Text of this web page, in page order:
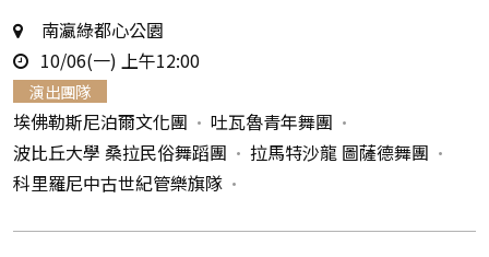
地
點
南瀛綠都心公園
時
間
10/06(一) 上午12:00
演出團隊
埃佛勒斯尼泊爾文化團
吐瓦魯青年舞團
波比丘大學 桑拉民俗舞蹈團
拉馬特沙龍 圖薩德舞團
科里羅尼中古世紀管樂旗隊